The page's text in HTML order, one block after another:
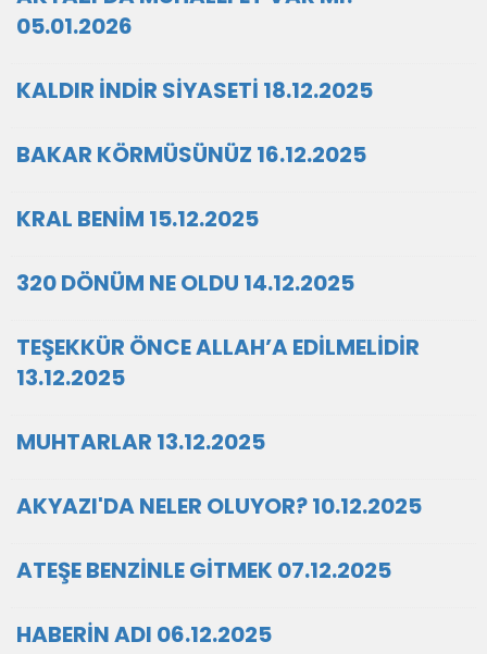
05.01.2026
KALDIR İNDİR SİYASETİ 18.12.2025
BAKAR KÖRMÜSÜNÜZ 16.12.2025
KRAL BENİM 15.12.2025
320 DÖNÜM NE OLDU 14.12.2025
TEŞEKKÜR ÖNCE ALLAH’A EDİLMELİDİR
13.12.2025
MUHTARLAR 13.12.2025
AKYAZI'DA NELER OLUYOR? 10.12.2025
ATEŞE BENZİNLE GİTMEK 07.12.2025
HABERİN ADI 06.12.2025